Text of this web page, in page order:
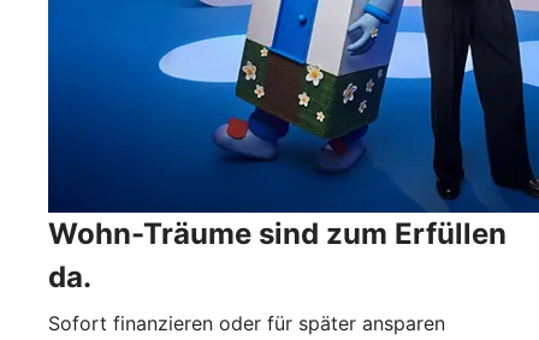
Wohn-Träume sind zum Erfüllen
da.
Sofort finanzieren oder für später ansparen